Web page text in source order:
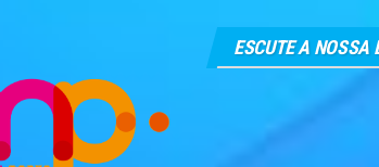
ESCUTE A NOSSA